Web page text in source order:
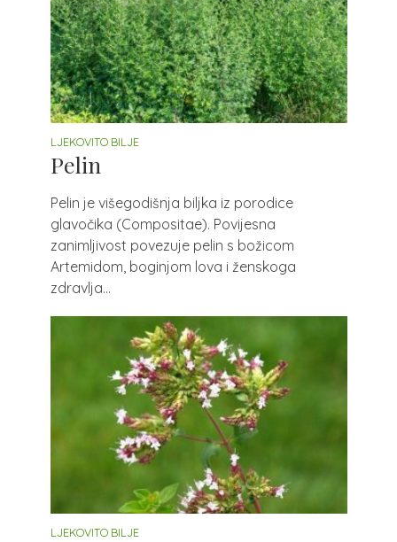
LJEKOVITO BILJE
Pelin
Pelin je višegodišnja biljka iz porodice
glavočika (Compositae). Povijesna
zanimljivost povezuje pelin s božicom
Artemidom, boginjom lova i ženskoga
zdravlja...
LJEKOVITO BILJE